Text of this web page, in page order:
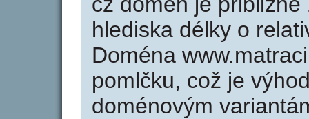
hlediska délky o
Doména
pomlčku, což je
doménovým